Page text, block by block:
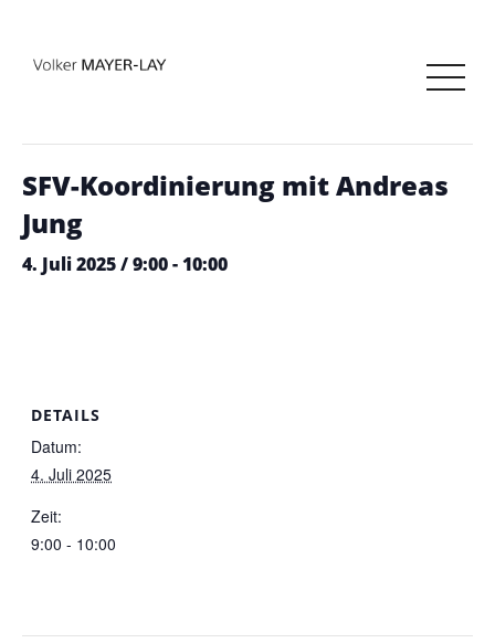
« Alle Veranstaltungen
SFV-Koordinierung mit Andreas
Jung
4. Juli 2025 / 9:00-10:00
DETAILS
Datum:
4. Juli 2025
Zeit:
9:00 - 10:00